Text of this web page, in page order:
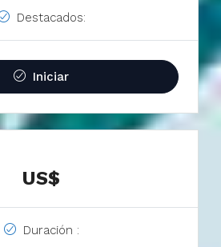
Destacados:
Iniciar
US$
Duración :